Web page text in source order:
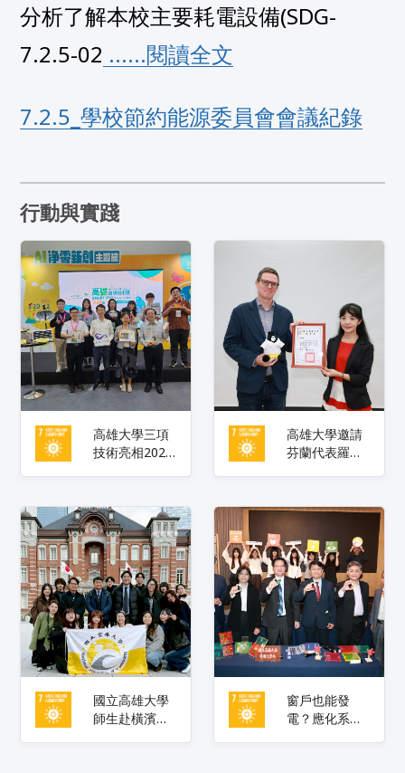
分析了解本校主要耗電設備(SDG-
7.2.5-02 ......閱讀全文
7.2.5_學校節約能源委員會會議紀錄
行動與實踐
高雄大學三項
技術亮相2026
用與永續發展
展現產學研發
能量
高雄大學邀請
芬蘭代表羅瑞
礎、從教育到
創新產業
國立高雄大學
師生赴橫濱市
窗戶也能發
電？應化系助